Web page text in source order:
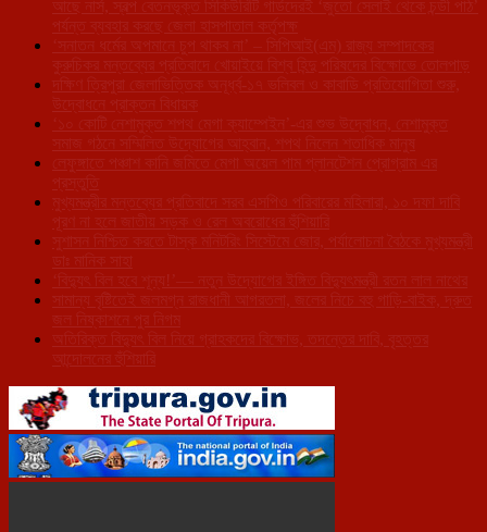
আছে নার্স, স্বল্প বেতনভূক্ত সিকিউরিটি গার্ডদেরই ‘জুতো সেলাই থেকে চন্ডী পাঠ’
পর্যন্ত ব্যবহার করছে জেলা হাসপাতাল কর্তৃপক্ষ
‘সনাতন ধর্মের অপমানে চুপ থাকব না’ – সিপিআই(এম) রাজ্য সম্পাদকের
কুরুচিকর মন্তব্যের প্রতিবাদে খোয়াইয়ে বিশ্ব হিন্দু পরিষদের বিক্ষোভে তোলপাড়
দক্ষিণ ত্রিপুরা জেলাভিত্তিক অনূর্ধ্ব-১৭ ভলিবল ও কাবাডি প্রতিযোগিতা শুরু,
উদ্বোধনে প্রাক্তন বিধায়ক
‘১০ কোটি নেশামুক্ত শপথ মেগা ক্যাম্পেইন’-এর শুভ উদ্বোধন, নেশামুক্ত
সমাজ গঠনে সম্মিলিত উদ্যোগের আহ্বান, শপথ নিলেন শতাধিক মানুষ
লেফুঙ্গাতে পঞ্চাশ কানি জমিতে মেগা অয়েল পাম প্লানটেশন প্রোগ্রাম এর
প্রস্তুতি
মুখ্যমন্ত্রীর মন্তব্যের প্রতিবাদে সরব এসপিও পরিবারের মহিলারা, ১০ দফা দাবি
পূরণ না হলে জাতীয় সড়ক ও রেল অবরোধের হুঁশিয়ারি
সুশাসন নিশ্চিত করতে টাস্ক মনিটরিং সিস্টেমে জোর, পর্যালোচনা বৈঠকে মুখ্যমন্ত্রী
ডাঃ মানিক সাহা
‘বিদ্যুৎ বিল হবে শূন্য!’— নতুন উদ্যোগের ইঙ্গিত বিদ্যুৎমন্ত্রী রতন লাল নাথের
সামান্য বৃষ্টিতেই জলমগ্ন রাজধানী আগরতলা, জলের নিচে বহু গাড়ি-বাইক, দ্রুত
জল নিষ্কাশনে পুর নিগম
অতিরিক্ত বিদ্যুৎ বিল নিয়ে গ্রাহকদের বিক্ষোভ, তদন্তের দাবি, বৃহত্তর
আন্দোলনের হুঁশিয়ারি